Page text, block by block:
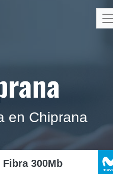
en Chiprana
Fibra 300Mb